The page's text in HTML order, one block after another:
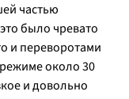
частью
было чревато
и переворотами
около 30
и довольно